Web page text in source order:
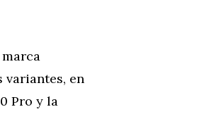
variantes, en
Pro y la